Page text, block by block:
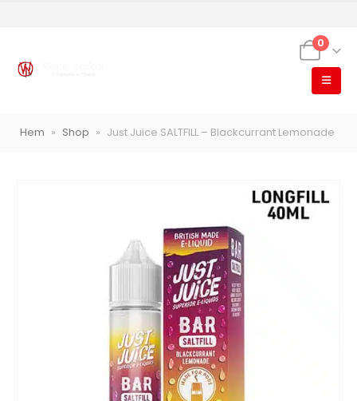
0
Hem » Shop » Just Juice SALTFILL – Blackcurrant Lemonade
Vapes, e-cigg & vitsnus
Populära engångsvapes Hjälp mig välja